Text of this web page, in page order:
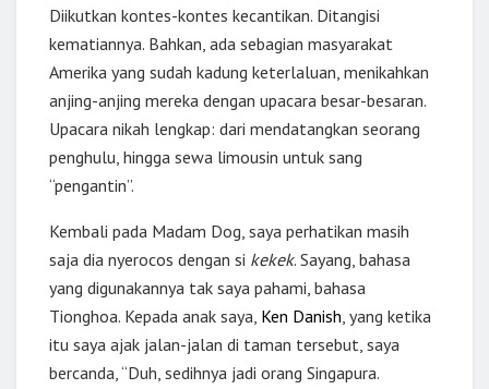
Diikutkan kontes-kontes kecantikan. Ditangisi
kematiannya. Bahkan, ada sebagian masyarakat
Amerika yang sudah kadung keterlaluan, menikahkan
anjing-anjing mereka dengan upacara besar-besaran.
Upacara nikah lengkap: dari mendatangkan seorang
penghulu, hingga sewa limousin untuk sang
“pengantin”.
Kembali pada Madam Dog, saya perhatikan masih
saja dia nyerocos dengan si kekek. Sayang, bahasa
yang digunakannya tak saya pahami, bahasa
Tionghoa. Kepada anak saya, Ken Danish, yang ketika
itu saya ajak jalan-jalan di taman tersebut, saya
bercanda, “Duh, sedihnya jadi orang Singapura.